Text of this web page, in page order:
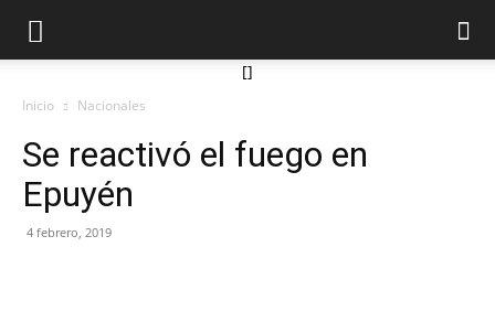
[]
Inicio Nacionales
Se reactivó el fuego en
Epuyén
4 febrero, 2019